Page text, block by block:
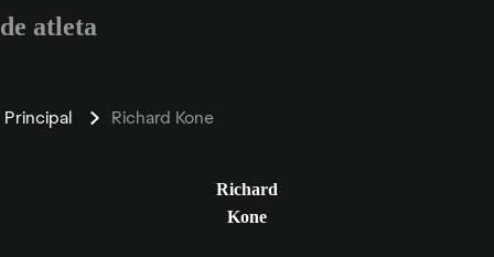
de atleta
Principal Richard Kone
Richard
Kone